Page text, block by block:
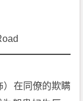
在同僚的欺瞒